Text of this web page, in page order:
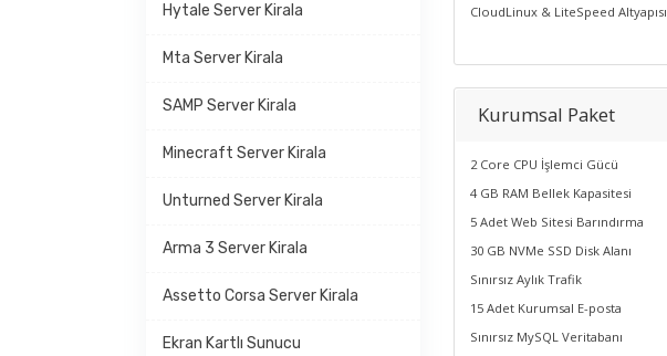
Hytale Server Kirala
Mta Server Kirala
SAMP Server Kirala
Minecraft Server Kirala
Unturned Server Kirala
Arma 3 Server Kirala
Assetto Corsa Server Kirala
Ekran Kartlı Sunucu
CloudLinux & LiteSpeed Altyapısı
Kurumsal Paket
2 Core CPU İşlemci Gücü
4 GB RAM Bellek Kapasitesi
5 Adet Web Sitesi Barındırma
30 GB NVMe SSD Disk Alanı
Sınırsız Aylık Trafik
15 Adet Kurumsal E-posta
Sınırsız MySQL Veritabanı